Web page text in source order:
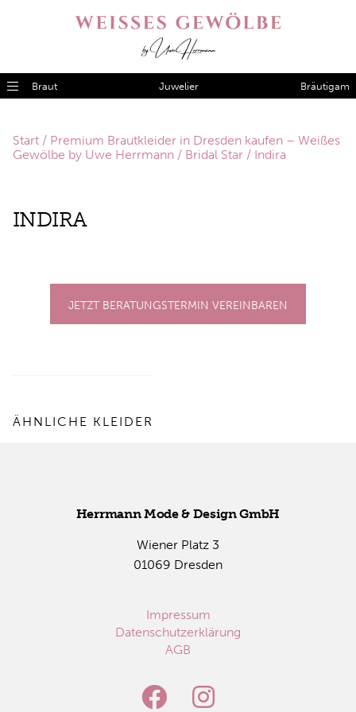
Braut Juwelier Bräutigam
Start / Premium Brautkleider in Dresden kaufen – Weißes
Gewölbe by Uwe Herrmann / Bridal Star / Indira
IN­DI­RA
JETZT BERATUNGSTERMIN VEREINBAREN
ÄHNLICHE KLEIDER
Herr­mann Mode & De­sign GmbH
Wie­ner Platz 3
01069 Dres­den
Impressum
Datenschutzerklärung
AGB